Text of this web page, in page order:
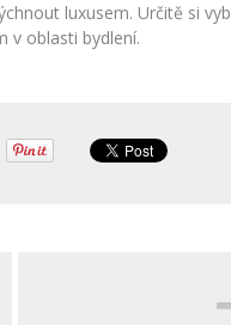
luxusem. Určitě si
v oblasti bydlení.